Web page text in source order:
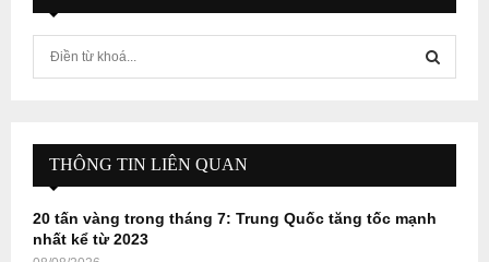
f
r
E
A
THÔNG TIN LIÊN QUAN
20 tấn vàng trong tháng 7: Trung Quốc tăng tốc mạnh
nhất kể từ 2023